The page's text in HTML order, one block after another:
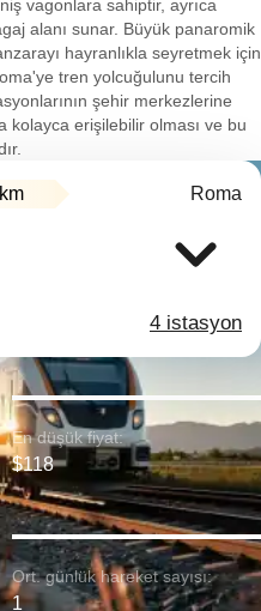
vagonlara sahiptir, ayrıca
alanı sunar. Büyük panaromik
hayranlıkla seyretmek için
tren yolcuğulunu tercih
şehir merkezlerine
kolayca erişilebilir olması ve bu
Roma
4 istasyon
En düşük fiyat:
$118
Ort. günlük hareket sayısı:
1